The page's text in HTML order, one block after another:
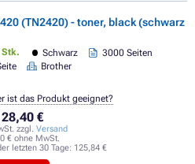
(TN2420) - toner, black (schwarz
Stk. Schwarz
3000 Seiten
Brother
€
zzgl. Versand
€ ohne MwSt.
letzten 30 Tage: 125,84 €
ist das Produkt geeignet?